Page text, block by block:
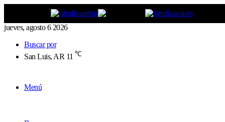
jueves, agosto 6 2026
Buscar por
San Luis, AR 11 ℃
Menú